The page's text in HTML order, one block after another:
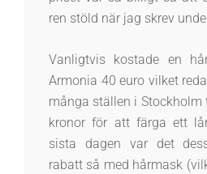
ren stöld när jag skrev
Vanligtvis kostade en
Armonia 40 euro vilket
många ställen i Stockholm
kronor för att färga ett
sista dagen var det
rabatt så med hårmask